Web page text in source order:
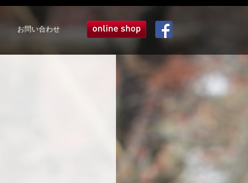
お問い合わせ オンラインショップ